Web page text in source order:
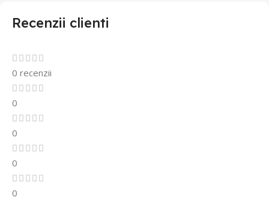
Recenzii clienti
0 recenzii
0
0
0
0